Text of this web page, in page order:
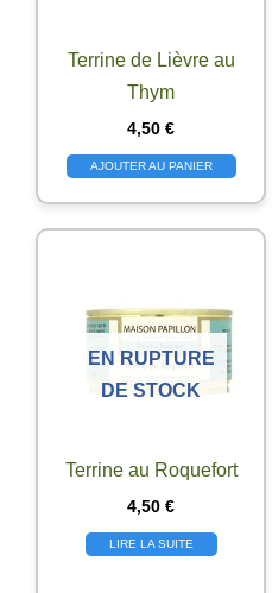
Terrine de Lièvre au
Thym
4,50 €
AJOUTER AU PANIER
EN RUPTURE
DE STOCK
Terrine au Roquefort
4,50 €
LIRE LA SUITE